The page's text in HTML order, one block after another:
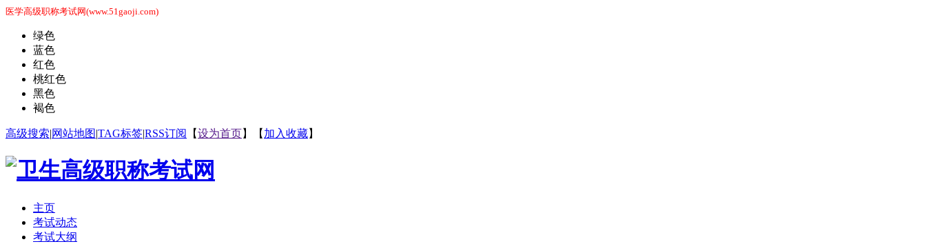
医学高级职称考试网(www.51gaoji.com)
绿色
蓝色
红色
桃红色
黑色
褐色
高级搜索|网站地图|TAG标签|RSS订阅 【设为首页】【 加入收藏】
主页
考试动态
考试大纲